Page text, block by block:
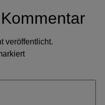
veröffentlicht.